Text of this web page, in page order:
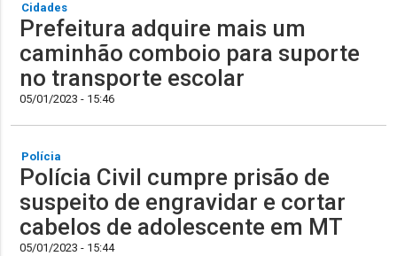
Cidades
Prefeitura adquire mais um
caminhão comboio para suporte
no transporte escolar
05/01/2023 - 15:46
Polícia
Polícia Civil cumpre prisão de
suspeito de engravidar e cortar
cabelos de adolescente em MT
05/01/2023 - 15:44